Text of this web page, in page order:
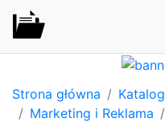
Strona główna Katalog
Marketing i Reklama